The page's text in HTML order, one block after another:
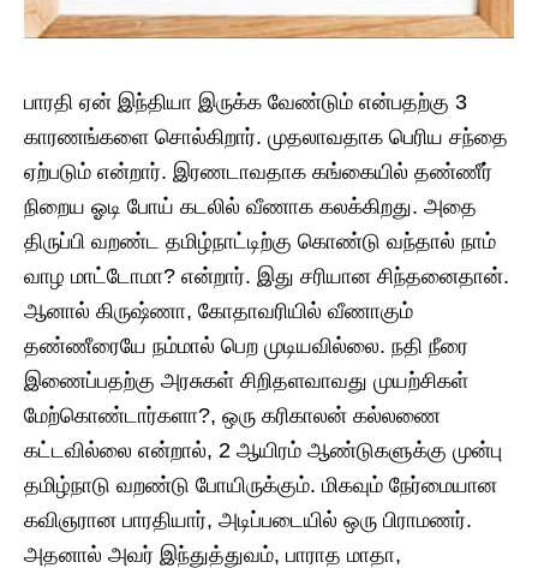
பாரதி ஏன் இந்தியா இருக்க வேண்டும் என்பதற்கு 3
காரணங்களை சொல்கிறார். முதலாவதாக பெரிய சந்தை
ஏற்படும் என்றார். இரணடாவதாக கங்கையில் தண்ணீர்
நிறைய ஓடி போய் கடலில் வீணாக கலக்கிறது. அதை
திருப்பி வறண்ட தமிழ்நாட்டிற்கு கொண்டு வந்தால் நாம்
வாழ மாட்டோமா? என்றார். இது சரியான சிந்தனைதான்.
ஆனால் கிருஷ்ணா, கோதாவரியில் வீணாகும்
தண்ணீரையே நம்மால் பெற முடியவில்லை. நதி நீரை
இணைப்பதற்கு அரசுகள் சிறிதளவாவது முயற்சிகள்
மேற்கொண்டார்களா?, ஒரு கரிகாலன் கல்லணை
கட்டவில்லை என்றால், 2 ஆயிரம் ஆண்டுகளுக்கு முன்பு
தமிழ்நாடு வறண்டு போயிருக்கும். மிகவும் நேர்மையான
கவிஞரான பாரதியார், அடிப்படையில் ஒரு பிராமணர்.
அதனால் அவர் இந்துத்துவம், பாராத மாதா,